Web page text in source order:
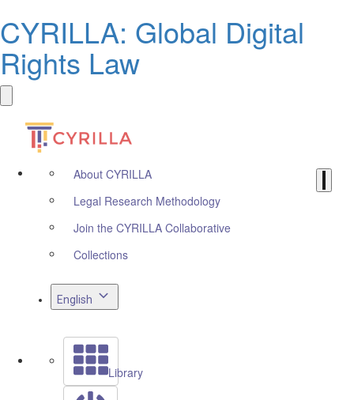
CYRILLA: Global Digital
Rights Law
About CYRILLA
Legal Research Methodology
Join the CYRILLA Collaborative
Collections
English
Library